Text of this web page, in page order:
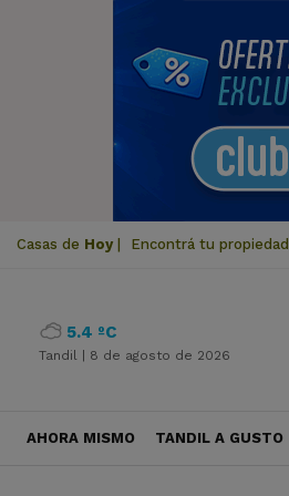
Casas de Hoy Encontrá tu propiedad
5.4 ºC
Tandil | 8 de agosto de 2026
AHORA MISMO TANDIL A GUSTO